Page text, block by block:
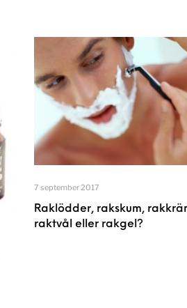
7 september 2017
Raklödder, rakskum,
raktvål eller rakgel?